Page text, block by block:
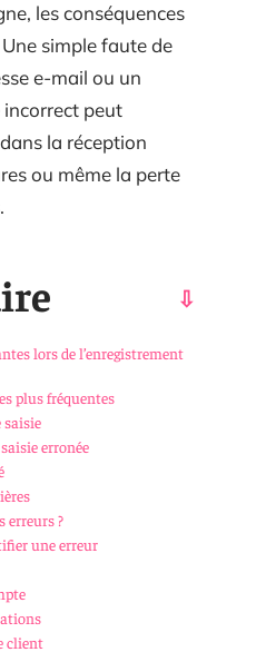
les conséquences
simple faute de
e-mail ou un
peut
la réception
ou même la perte
lors de l’enregistrement
plus fréquentes
saisie
erronée
erreurs ?
une erreur
client